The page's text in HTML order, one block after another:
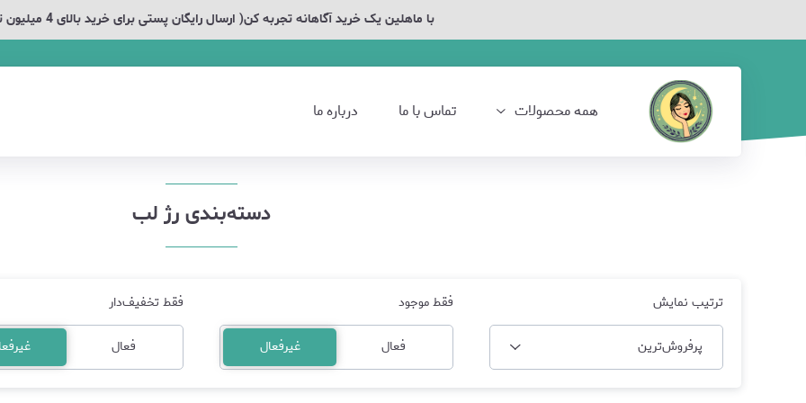
با ماهلین یک خرید آگاهانه تجربه کن( ارسال رایگان پستی برای خرید بالای 4 میلیون تومان)
همه محصولات تماس با ما درباره ما
دسته‌بندی رژ لب
ترتیب نمایش
پرفروش‌‌ترین
فقط موجود
فعال غیرفعال
فقط تخفیف‌دار
فعال